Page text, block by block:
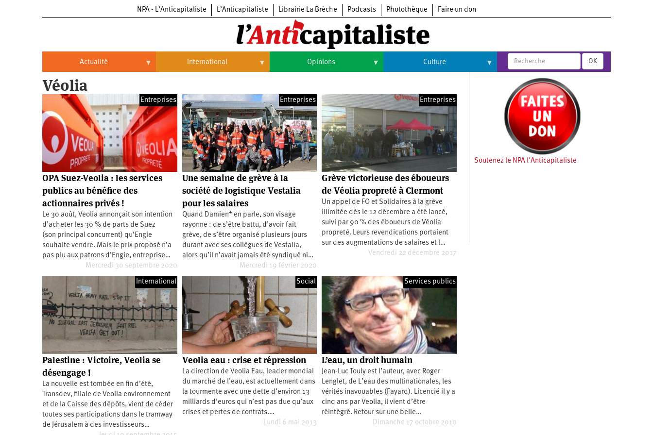
NPA - L’Anticapitaliste L’Anticapitaliste Librairie La Brèche Podcasts Photothèque Faire un don
Actualité
Actualité
Politique
Entreprises
Entreprises
Automobile
Aéronautique
Commerce
Hôpitaux
SNCF
Oppressions
Oppressions
Féminisme
LGBTI
Économie
Éducation
Santé
Vidéos
International
Brésil
Chine
États-
Unis
Continents
Continents
Afrique
Amérique
Nord
Amérique
latine
Asie
Europe
Moyen-
Orient
Océanie
Opinions
Histoire
Culture
Arts
Cinéma
Expositions
Livres
Musique
OK
Véolia
Entreprises
OPA Suez-Veolia : les services
publics au bénéfice des
actionnaires privés !
Le 30 août, Veolia annonçait son intention
d’acheter les 30 % de parts de Suez
(son principal concurrent) qu’Engie
souhaite vendre. Mais le prix proposé n’a
pas plu aux patrons d’Engie, entreprise…
Mercredi 30 septembre 2020
Entreprises
Une semaine de grève à la
société de logistique Vestalia
pour les salaires
Quand Damien* en parle, son visage
rayonne : de s’être battu, d’avoir fait
grève, de s’être organisé plusieurs jours
durant avec ses collègues de Vestalia,
alors qu’il n’avait jamais été syndiqué ni…
Mercredi 19 février 2020
Entreprises
Grève victorieuse des éboueurs
de Véolia propreté à Clermont
Un appel de FO et Solidaires à la grève
illimitée dès le 12 décembre a été lancé,
suivi par 90 % des éboueurs de Véolia
propreté. Leurs revendications portaient
sur des augmentations de salaires et l…
Vendredi 22 décembre 2017
International
Palestine : Victoire, Veolia se
désengage !
La nouvelle est tombée en fin d’été,
Transdev, filiale de Veolia environnement
et de la Caisse des dépôts, vient de céder
toutes ses participations dans le tramway
de Jérusalem à des investisseurs…
Social
Veolia eau : crise et répression
La direction de Veolia Eau, leader mondial
du marché de l’eau, est actuellement dans
la tourmente avec une dette d’environ 13
milliards d'euros qui n’est pas due qu’aux
crises et pertes de contrats.…
Lundi 6 mai 2013
Services publics
L’eau, un droit humain
Jean-Luc Touly est l’auteur, avec Roger
Lenglet, de L’eau des multinationales, les
vérités inavouables (Fayard). Licencié il y a
cinq ans par Veolia, il vient d’être
réintégré. Retour sur une belle…
Dimanche 17 octobre 2010
Soutenez le NPA l'Anticapitaliste